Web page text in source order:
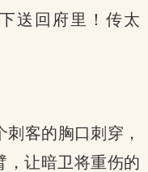
送回府里！传太
客的胸口刺穿，
，让暗卫将重伤的